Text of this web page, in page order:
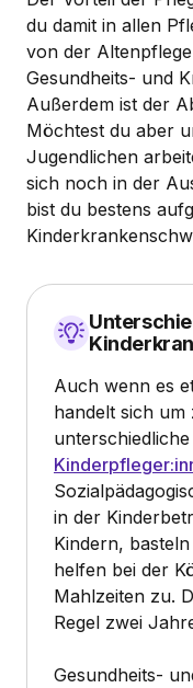
du damit in allen
von der
Gesundheits- und
Außerdem ist der
Möchtest du aber
Jugendlichen
sich noch in der
bist du bestens
Auch wenn es
handelt sich um
in der
Kindern,
helfen bei der
Mahlzeiten zu.
Regel zwei
Gesundheits-